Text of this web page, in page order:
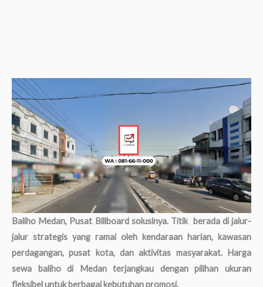
Baliho Medan, Pusat Billboard solusinya. Titik berada di jalur-
jalur strategis yang ramai oleh kendaraan harian, kawasan
perdagangan, pusat kota, dan aktivitas masyarakat. Harga
sewa baliho di Medan terjangkau dengan pilihan ukuran
fleksibel untuk berbagai kebutuhan promosi.